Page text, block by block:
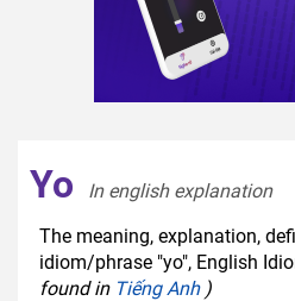
Yo
In english explanation
The meaning, explanation,
idiom/phrase "yo", English
found in Tiếng Anh)